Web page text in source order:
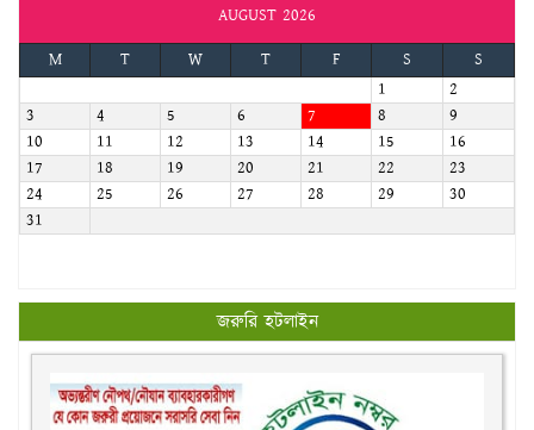
AUGUST 2026
M
T W T F S
S
1
2
3
4 5 6 7 8
9
10
11 12 13 14 15
16
17
18 19 20 21 22
23
24
25 26 27 28 29
30
31
জরুরি হটলাইন